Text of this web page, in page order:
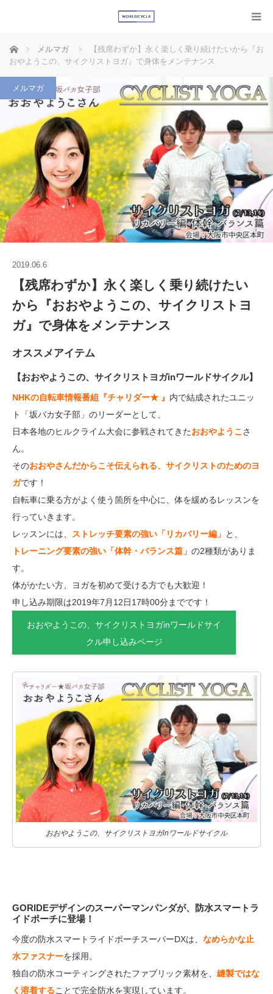
ホーム メルマガ
【残席わずか】永く楽しく乗り続けたいから『お
おやようこの、サイクリストヨガ』で身体をメンテナンス
メルマガ
2019.06.6
【残席わずか】永く楽しく乗り続けたい
から『おおやようこの、サイクリストヨ
ガ』で身体をメンテナンス
オススメアイテム
【おおやようこの、サイクリストヨガinワールドサイクル】
NHKの自転車情報番組『チャリダー★ 』 内で結成されたユニッ
ト「坂バカ女子部」のリーダーとして、
日本各地のヒルクライム大会に参戦されてきたおおやようこさ
ん。
そのおおやさんだからこそ伝えられる、サイクリストのためのヨ
ガです！
自転車に乗る方がよく使う箇所を中心に、体を緩めるレッスンを
行っていきます。
レッスンには、 ストレッチ要素の強い「リカバリー編」 と、
トレーニング要素の強い「体幹・バランス篇」 の2種類がありま
す。
体がかたい方、ヨガを初めて受ける方でも大歓迎！
申し込み期限は2019年7月12日17時00分までです！
おおやようこの、サイクリストヨガinワールドサイ
クル申し込みページ
おおやようこの、サイクリストヨガinワールドサイクル
GORIDEデザインのスーパーマンパンダが、防水スマートラ
イドポーチに登場！
今度の防水スマートライドポーチスーパーDXは、 なめらかな止
水ファスナーを採用。
独自の防水コーティングされたファブリック素材を、 縫製ではな
く溶着することで完全防水を実現しています。